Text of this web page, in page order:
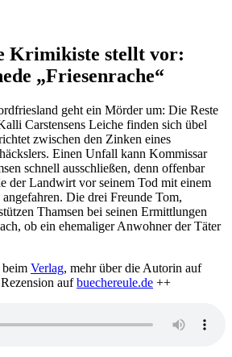
Krimikiste stellt vor:
„Friesenrache“
geht ein Mörder um: Die Reste
Carstensens Leiche finden sich übel
zwischen den Zinken eines
Einen Unfall kann Kommissar
schnell ausschließen, denn offenbar
der Landwirt vor seinem Tod mit einem
Die drei Freunde Tom,
Thamsen bei seinen Ermittlungen
ob ein ehemaliger Anwohner der Täter
Verlag, mehr über die Autorin auf
aufbuechereule.de ++